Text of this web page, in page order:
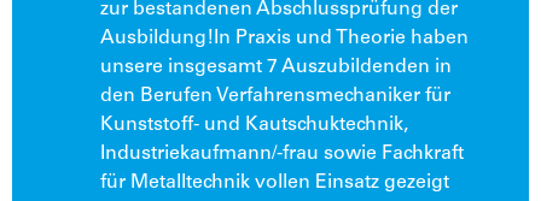
zur bestandenen Abschlussprüfung der
Ausbildung!In Praxis und Theorie haben
unsere insgesamt 7 Auszubildenden in
den Berufen Verfahrensmechaniker für
Kunststoff- und Kautschuktechnik,
Industriekaufmann/-frau sowie Fachkraft
für Metalltechnik vollen Einsatz gezeigt